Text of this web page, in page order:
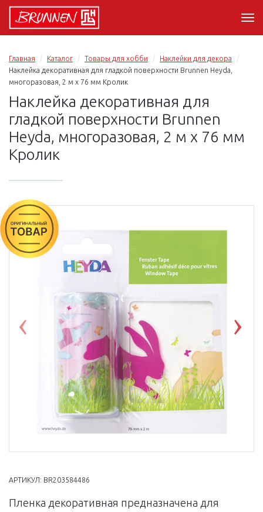
Главная Каталог Товары для хобби
Наклейки для декора
Наклейка декоративная для гладкой поверхности Brunnen Heyda,
многоразовая, 2 м х 76 мм Кролик
Наклейка декоративная для
гладкой поверхности Brunnen
Heyda, многоразовая, 2 м х 76 мм
Кролик
Previous
АРТИКУЛ: BR203584486
Пленка декоративная предназначена для